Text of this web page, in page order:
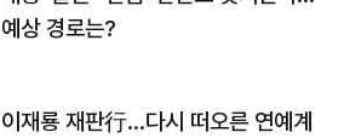
예상 경로는?
이재룡 재판行…다시 떠오른 연예계